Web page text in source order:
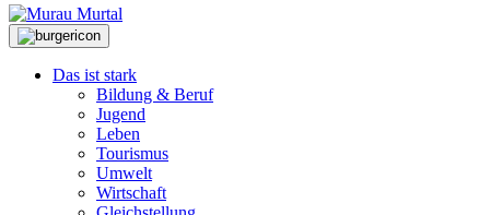
Das ist stark
Bildung & Beruf
Jugend
Leben
Tourismus
Umwelt
Wirtschaft